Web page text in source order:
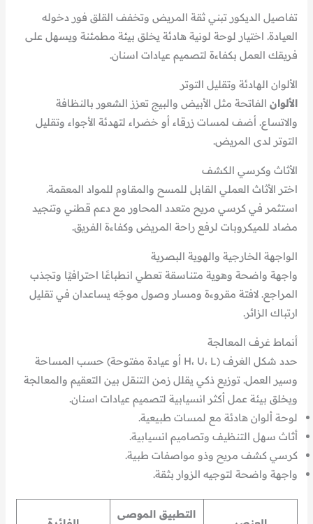
تفاصيل الديكور تبني ثقة المريض وتخفف القلق فور دخوله
العيادة. اختيار لوحة لونية هادئة يخلق بيئة مطمئنة ويسهل على
فريقك العمل بكفاءة لتصميم عيادات اسنان.
الألوان الهادئة وتقليل التوتر
الألوان الفاتحة مثل الأبيض والبيج تعزز الشعور بالنظافة
والاتساع. أضف لمسات زرقاء أو خضراء لتهدئة الأجواء وتقليل
التوتر لدى المريض.
الأثاث وكرسي الكشف
اختر الأثاث العملي القابل للمسح والمقاوم للمواد المعقمة.
استثمر في كرسي مريح متعدد المحاور مع دعم قطني وتنجيد
مضاد للميكروبات لرفع راحة المريض وكفاءة الفريق.
الواجهة الخارجية والهوية البصرية
واجهة واضحة وهوية متناسقة تعطي انطباعًا احترافيًا وتجذب
المراجع. لافتة مقروءة ومسار وصول موجّه يساعدان في تقليل
ارتباك الزائر.
أنماط غرف المعالجة
حدد شكل الغرف (H، U، L أو عيادة مفتوحة) حسب المساحة
وسير العمل. توزيع ذكي يقلل زمن التنقل بين التعقيم والمعالجة
ويخلق بيئة عمل أكثر انسيابية لتصميم عيادات اسنان.
لوحة ألوان هادئة مع لمسات طبيعية.
أثاث سهل التنظيف وتصاميم انسيابية.
كرسي كشف مريح وذو مواصفات طبية.
واجهة واضحة لتوجيه الزوار بثقة.
التطبيق الموصى